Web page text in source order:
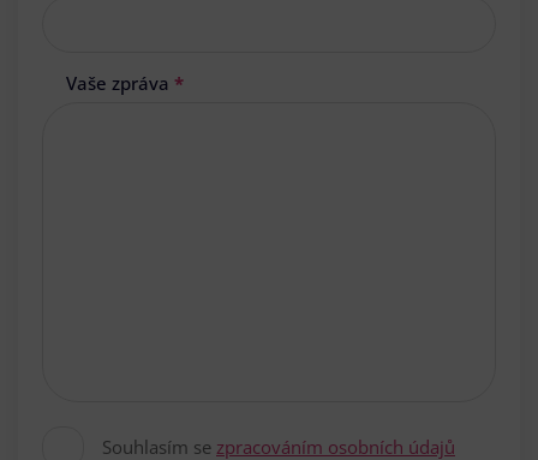
Vaše zpráva *
Souhlasím se zpracováním osobních údajů